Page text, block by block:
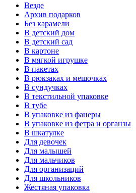
Везде
Архив подарков
Без карамели
В детский дом
В детский сад
В картоне
В мягкой игрушке
В пакетах
В рюкзаках и мешочках
В сундучках
В текстильной упаковке
В тубе
В упаковке из фанеры
В упаковке из фетра и органзы
В шкатулке
Для девочек
Для малышей
Для мальчиков
Для организаций
Для школьников
Жестяная упаковка